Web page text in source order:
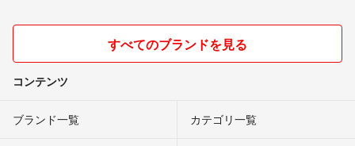
すべてのブランドを見る
コンテンツ
ブランド一覧 カテゴリ一覧